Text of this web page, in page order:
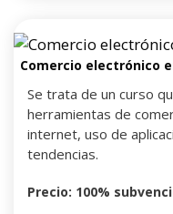
Comercio electrónico
Se trata de un curso
herramientas de
internet, uso de
tendencias.
Precio: 100%